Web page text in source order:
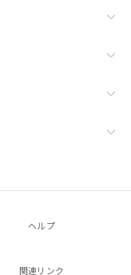
ヘルプ
関連リンク